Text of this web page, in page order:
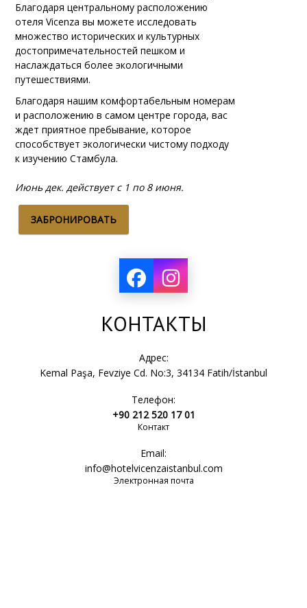
Благодаря центральному расположению
отеля Vicenza вы можете исследовать
множество исторических и культурных
достопримечательностей пешком и
наслаждаться более экологичными
путешествиями.
Благодаря нашим комфортабельным номерам
и расположению в самом центре города, вас
ждет приятное пребывание, которое
способствует экологически чистому подходу
к изучению Стамбула.
Июнь дек. действует с 1 по 8 июня.
ЗАБРОНИРОВАТЬ
КОНТАКТЫ
Адрес:
Kemal Paşa, Fevziye Cd. No:3, 34134 Fatih/İstanbul
Телефон:
+90 212 520 17 01
Контакт
Email:
info@hotelvicenzaistanbul.com
Электронная почта